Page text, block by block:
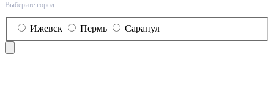
Выберите город
Ижевск Пермь Сарапул